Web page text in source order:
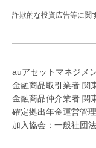
詐欺的な投資広告等に関
auアセットマネジメ
金融商品取引業者 関
金融商品仲介業者 関
確定拠出年金運営管
加入協会：一般社団